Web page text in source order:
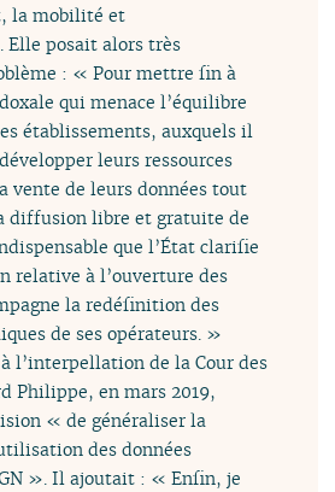
la mobilité et
Elle posait alors très
: « Pour mettre fin à
qui menace l’équilibre
établissements, auxquels il
leurs ressources
vente de leurs données tout
diffusion libre et gratuite de
que l’État clarifie
relative à l’ouverture des
la redéfinition des
de ses opérateurs. »
l’interpellation de la Cour des
Philippe, en mars 2019,
« de généraliser la
des données
». Il ajoutait : « Enfin, je